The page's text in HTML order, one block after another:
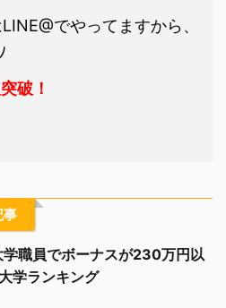
でやってますから、
破！
事
職員でボーナスが230万円以
学ランキング